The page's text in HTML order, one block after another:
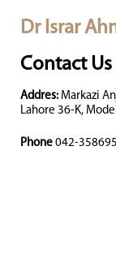
Dr Israr
Contact Us
Addres: Markazi
Lahore 36-K,
Phone 042-